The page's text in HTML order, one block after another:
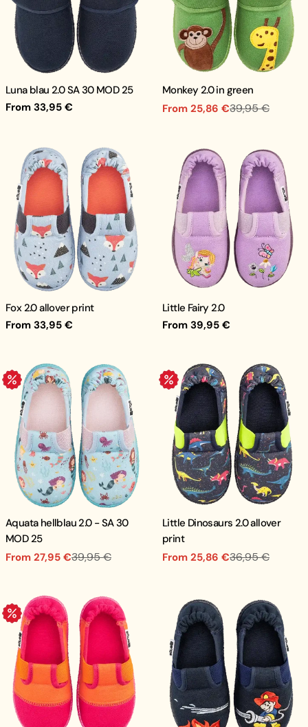
Luna blau 2.0 SA 30 MOD 25
Regular
From 33,95 €
Monkey 2.0 in green
Sale
From 25,86 €
Regular
39,95 €
Fox 2.0 allover print
Regular
From 33,95 €
Little Fairy 2.0
Regular
From 39,95 €
.
Aquata hellblau 2.0 - SA 30
MOD 25
Sale
From 27,95 €
Regular
39,95 €
.
Little Dinosaurs 2.0 allover
print
Sale
From 25,86 €
Regular
36,95 €
.